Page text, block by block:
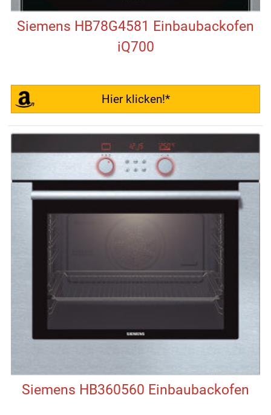
Siemens HB78G4581 Einbaubackofen
iQ700
Hier klicken!*
Siemens HB360560 Einbaubackofen